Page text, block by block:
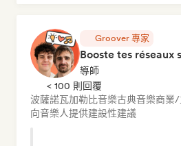
Groover 專家
導師
< 100 則回覆
波薩諾瓦加勒比音樂古典音樂商業/
向音樂人提供建設性建議